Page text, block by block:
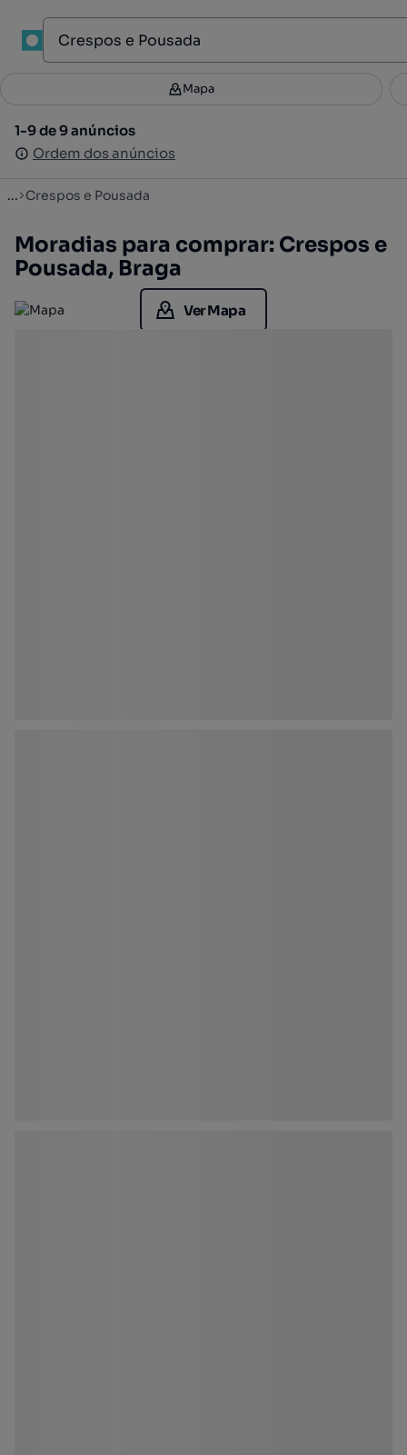
Filtros 2
1-9 de 9 anúncios
Ordem dos anúncios
Mapa
1-9 de 9 anúncios
Ordem dos anúncios
... Crespos e Pousada
Moradias para comprar: Crespos e
Pousada, Braga
Ver Mapa